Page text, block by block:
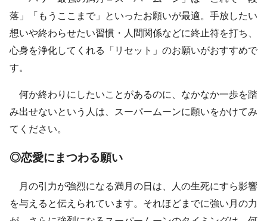
落」「もうここまで」といったお願いが最適。手放したい
想いや終わらせたい習慣・人間関係などに終止符を打ち、
心身を浄化してくれる「リセット」のお願いがおすすめで
す。
何か終わりにしたいことがあるのに、なかなか一歩を踏
み出せないという人は、スーパームーンに願いをかけてみ
てください。
◎恋愛にまつわる願い
月の引力が強烈になる満月の日は、人の生死にすら影響
を与えると伝えられています。それほどまでに強い月の力